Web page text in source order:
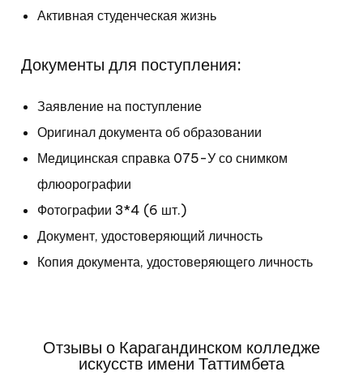
Активная студенческая жизнь
Документы для поступления:
Заявление на поступление
Оригинал документа об образовании
Медицинская справка 075-У со снимком
флюорографии
Фотографии 3*4 (6 шт.)
Документ, удостоверяющий личность
Копия документа, удостоверяющего личность
Отзывы о Карагандинском колледже
искусств имени Таттимбета